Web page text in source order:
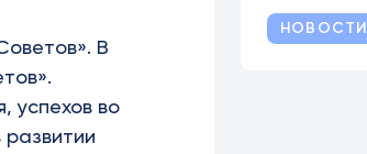
В
успехов во
НОВОСТИ